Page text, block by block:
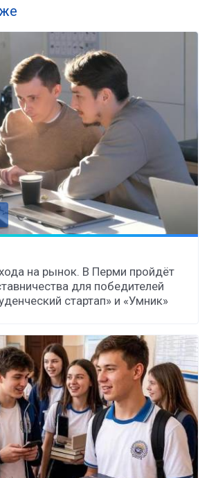
на рынок. В Перми пройдёт
для победителей
стартап» и «Умник»